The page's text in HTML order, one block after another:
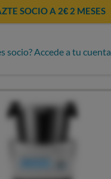
SOCIO A 2€ 2 MESES
socio? Accede a tu cuenta